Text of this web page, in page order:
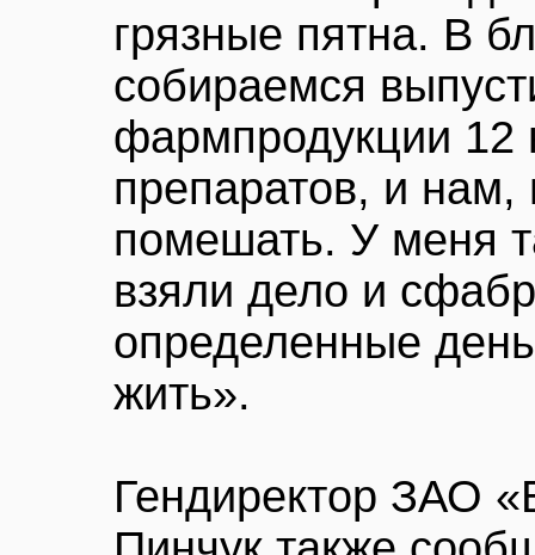
грязные пятна. В
собираемся
фармпродукции 12
препаратов, и нам,
помешать. У меня
взяли дело и
определенные
жить».
Гендиректор ЗАО